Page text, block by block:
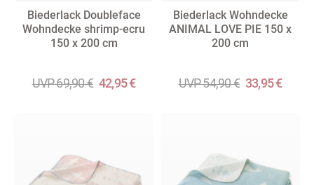
Biederlack Doubleface
Wohndecke shrimp-ecru
150 x 200 cm
UVP 69,90 € 42,95 €
Biederlack Wohndecke
ANIMAL LOVE PIE 150 x
200 cm
UVP 54,90 € 33,95 €